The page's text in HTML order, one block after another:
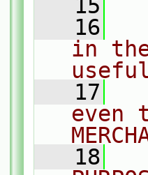
   15
   16
in
   17
even
   18